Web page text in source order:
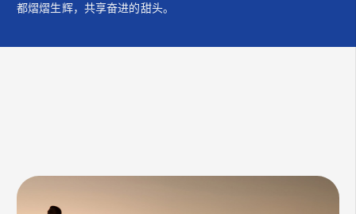
都熠熠生辉，共享奋进的甜头。